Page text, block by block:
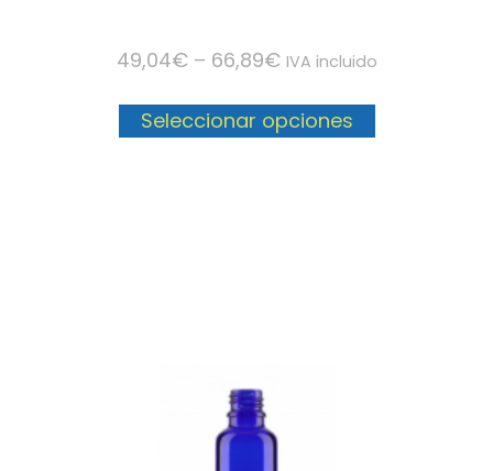
49,04€– 66,89€ IVA incluido
Seleccionar opciones